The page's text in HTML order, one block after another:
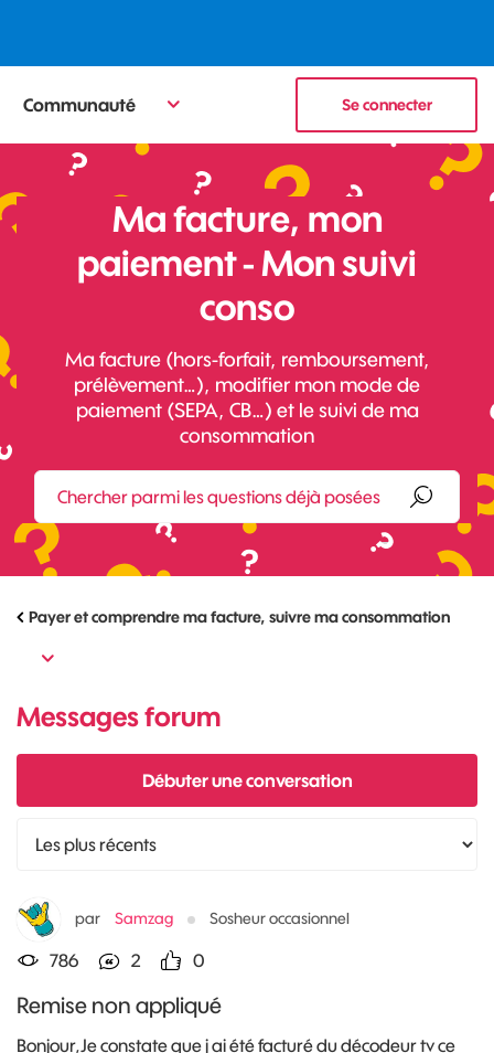
Communauté Se connecter
Ma facture, mon
paiement - Mon suivi
conso
Ma facture (hors-forfait, remboursement,
prélèvement…), modifier mon mode de
paiement (SEPA, CB…) et le suivi de ma
consommation
Payer et comprendre ma facture, suivre ma consommation
Messages forum
Débuter une conversation
Remise non appliqué
Bonjour,Je constate que j ai été facturé du décodeur tv ce
par Samzag Sosheur occasionnel
786 2 0